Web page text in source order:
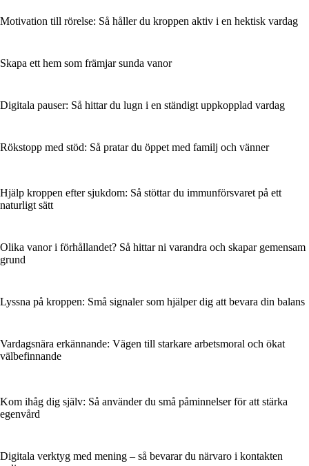
Motivation till rörelse: Så håller du kroppen aktiv i en hektisk vardag
Skapa ett hem som främjar sunda vanor
Digitala pauser: Så hittar du lugn i en ständigt uppkopplad vardag
Rökstopp med stöd: Så pratar du öppet med familj och vänner
Hjälp kroppen efter sjukdom: Så stöttar du immunförsvaret på ett
naturligt sätt
Olika vanor i förhållandet? Så hittar ni varandra och skapar gemensam
grund
Lyssna på kroppen: Små signaler som hjälper dig att bevara din balans
Vardagsnära erkännande: Vägen till starkare arbetsmoral och ökat
välbefinnande
Kom ihåg dig själv: Så använder du små påminnelser för att stärka
egenvård
Digitala verktyg med mening – så bevarar du närvaro i kontakten